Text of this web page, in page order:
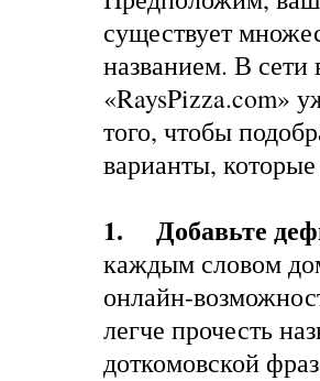
существует
названием. В
«RaysPizza.com»
того, чтобы
варианты,
1. Добавьте
каждым словом
онлайн-
легче прочесть
доткомовской